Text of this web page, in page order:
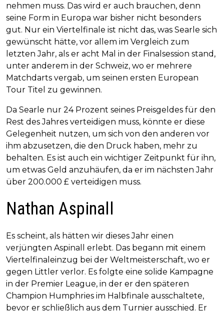
nehmen muss. Das wird er auch brauchen, denn
seine Form in Europa war bisher nicht besonders
gut. Nur ein Viertelfinale ist nicht das, was Searle sich
gewünscht hätte, vor allem im Vergleich zum
letzten Jahr, als er acht Mal in der Finalsession stand,
unter anderem in der Schweiz, wo er mehrere
Matchdarts vergab, um seinen ersten European
Tour Titel zu gewinnen.
Da Searle nur 24 Prozent seines Preisgeldes für den
Rest des Jahres verteidigen muss, könnte er diese
Gelegenheit nutzen, um sich von den anderen vor
ihm abzusetzen, die den Druck haben, mehr zu
behalten. Es ist auch ein wichtiger Zeitpunkt für ihn,
um etwas Geld anzuhäufen, da er im nächsten Jahr
über 200.000 £ verteidigen muss.
Nathan Aspinall
Es scheint, als hätten wir dieses Jahr einen
verjüngten Aspinall erlebt. Das begann mit einem
Viertelfinaleinzug bei der Weltmeisterschaft, wo er
gegen Littler verlor. Es folgte eine solide Kampagne
in der Premier League, in der er den späteren
Champion Humphries im Halbfinale ausschaltete,
bevor er schließlich aus dem Turnier ausschied. Er